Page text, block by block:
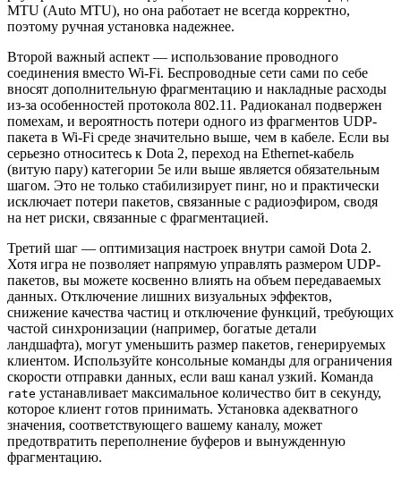
MTU (Auto MTU), но она работает не всегда корректно,
поэтому ручная установка надежнее.
Второй важный аспект — использование проводного
соединения вместо Wi-Fi. Беспроводные сети сами по себе
вносят дополнительную фрагментацию и накладные расходы
из-за особенностей протокола 802.11. Радиоканал подвержен
помехам, и вероятность потери одного из фрагментов UDP-
пакета в Wi-Fi среде значительно выше, чем в кабеле. Если вы
серьезно относитесь к Dota 2, переход на Ethernet-кабель
(витую пару) категории 5e или выше является обязательным
шагом. Это не только стабилизирует пинг, но и практически
исключает потери пакетов, связанные с радиоэфиром, сводя
на нет риски, связанные с фрагментацией.
Третий шаг — оптимизация настроек внутри самой Dota 2.
Хотя игра не позволяет напрямую управлять размером UDP-
пакетов, вы можете косвенно влиять на объем передаваемых
данных. Отключение лишних визуальных эффектов,
снижение качества частиц и отключение функций, требующих
частой синхронизации (например, богатые детали
ландшафта), могут уменьшить размер пакетов, генерируемых
клиентом. Используйте консольные команды для ограничения
скорости отправки данных, если ваш канал узкий. Команда
rate устанавливает максимальное количество бит в секунду,
которое клиент готов принимать. Установка адекватного
значения, соответствующего вашему каналу, может
предотвратить переполнение буферов и вынужденную
фрагментацию.